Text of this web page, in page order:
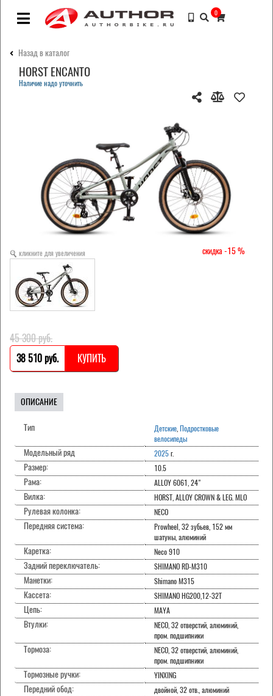
0
Назад в каталог
HORST ENCANTO
Наличие надо уточнить
-15
кликните для увеличения
45 300 pуб.
38 510 pуб.
КУПИТЬ
ОПИСАНИЕ
Тип Детские Подростковые
велосипеды
Модельный ряд 2025г.
Размер: 10.5
Рама: ALLOY 6061, 24"
Вилка: HORST, ALLOY CROWN & LEG. MLO
Рулевая колонка: NECO
Передняя система:
Prowheel, 32 зубьев, 152 мм
шатуны, алюминий
Каретка: Neco 910
Задний переключатель: SHIMANO RD-M310
Манетки: Shimano M315
Кассета: SHIMANO HG200,12-32T
Цепь: MAYA
Втулки:
NECO, 32 отверстий, алюминий,
пром. подшипники
Тормоза:
NECO, 32 отверстий, алюминий,
пром. подшипники
Тормозные ручки: YINXING
Передний обод: двойной, 32 отв., алюминий